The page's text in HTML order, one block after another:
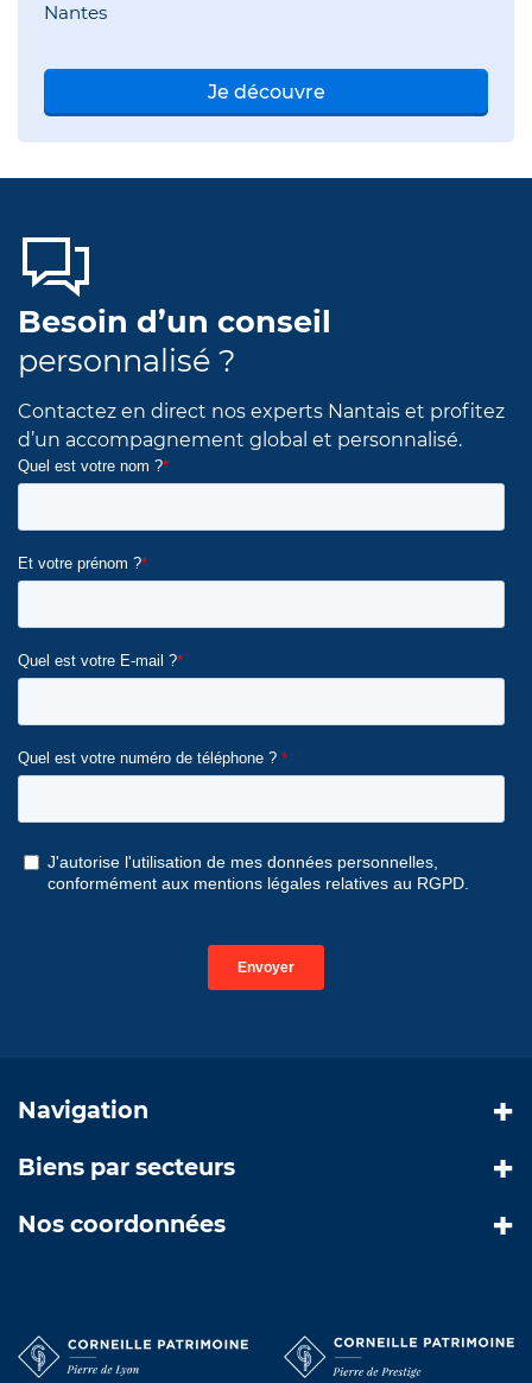
Nantes
Je découvre
Besoin d’un conseil
personnalisé ?
Contactez en direct nos experts Nantais et profitez
d’un accompagnement global et personnalisé.
Navigation
Biens par secteurs
Nos coordonnées